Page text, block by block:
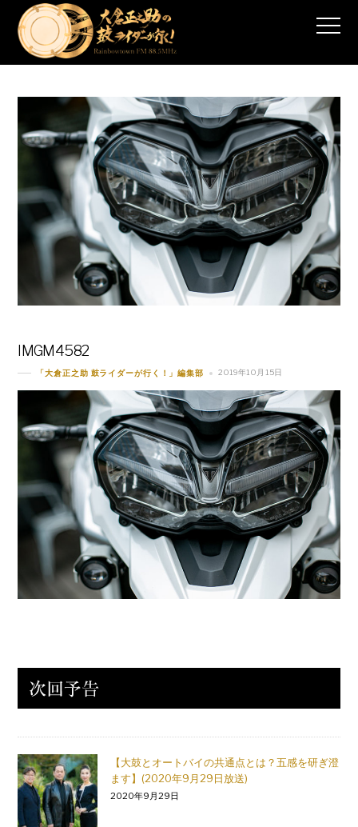
IMGM4582
「大倉正之助 鼓ライダーが行く！」編集部 2019年10月15日
【大鼓とオートバイの共通点とは？五感を研ぎ澄
ます】(2020年9月29日放送)
2020年9月29日